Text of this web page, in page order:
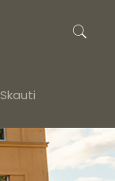
Skauti